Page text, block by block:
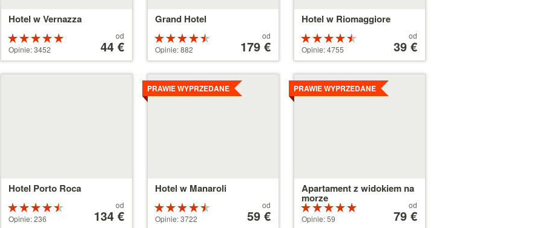
Hotel w Vernazza
5 na 5
gwiazdek
Opinie: 3452
od
44 €
Grand Hotel
4.5 na 5
gwiazdek
Opinie: 882 179 €
od
179 €
Hotel w Riomaggiore
4.5 na 5
gwiazdek
Opinie: 4755
od
39 €
Hotel Porto Roca
4.5 na 5
Opinie: 236 134 €
od
134 €
Szczegóły
Hotel w Manaroli
PRAWIE WYPRZEDANE
4.5 na 5
Opinie: 3722
od
59 €
Szczegóły
Apartament z widokiem na
morze
PRAWIE WYPRZEDANE
5 na 5
Opinie: 59
od
79 €
Szczegóły